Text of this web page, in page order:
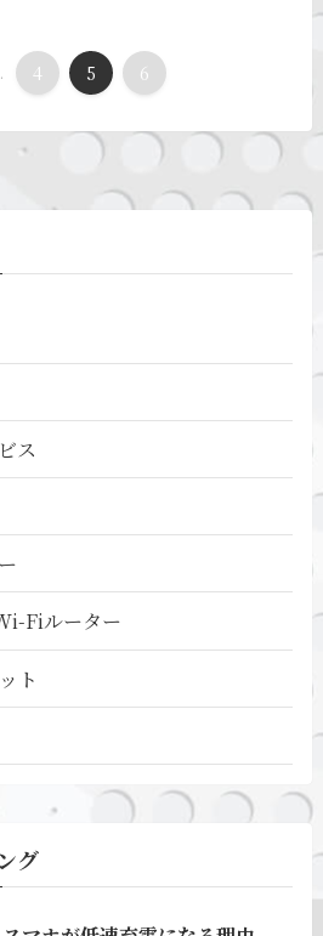
4 5 6
ス
Fiルーター
ト
グ